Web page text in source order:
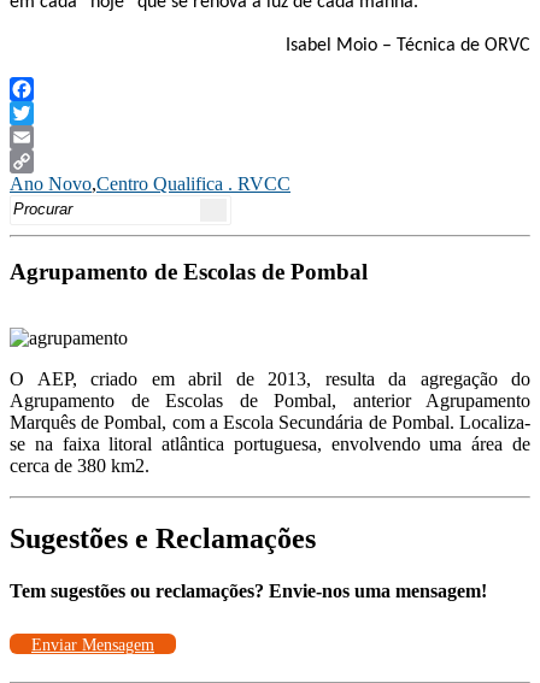
Isabel Moio – Técnica de ORVC
Facebook
Twitter
Email
Copy
Link
Ano Novo,Centro Qualifica . RVCC
Search
Agrupamento de Escolas de Pombal
O AEP, criado em abril de 2013, resulta da agregação do
Agrupamento de Escolas de Pombal, anterior Agrupamento
Marquês de Pombal, com a Escola Secundária de Pombal. Localiza-
se na faixa litoral atlântica portuguesa, envolvendo uma área de
cerca de 380 km2.
Sugestões e Reclamações
Tem sugestões ou reclamações? Envie-nos uma mensagem!
Enviar Mensagem